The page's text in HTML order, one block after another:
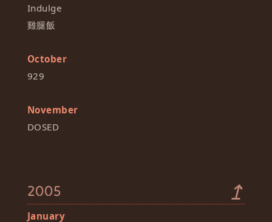
Indulge
雞腿飯
October
929
November
DOSED
2005 ↥
January